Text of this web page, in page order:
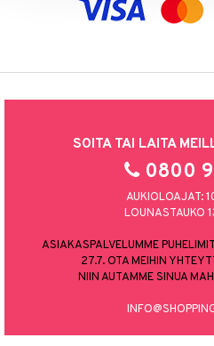
SOITA TAI LAITA
0800 9
AUKIOLOAJAT:
LOUNASTAUKO
ASIAKASPALVELUMME
27.7. OTA MEIHIN
NIIN AUTAMME SINUA